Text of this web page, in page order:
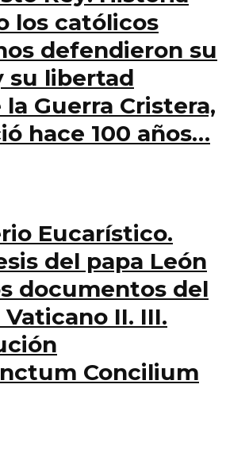
los católicos
defendieron su
su libertad
Guerra Cristera,
hace 100 años…
Eucarístico.
del papa León
documentos del
II. III.
Concilium